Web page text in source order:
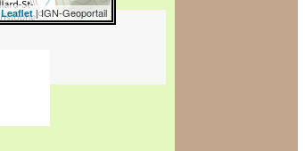
Leaflet| IGN-Geoportail